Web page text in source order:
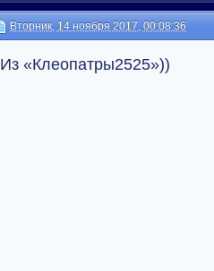
Вторник, 14 ноября 2017, 00:08:36
Из «Клеопатры2525»))